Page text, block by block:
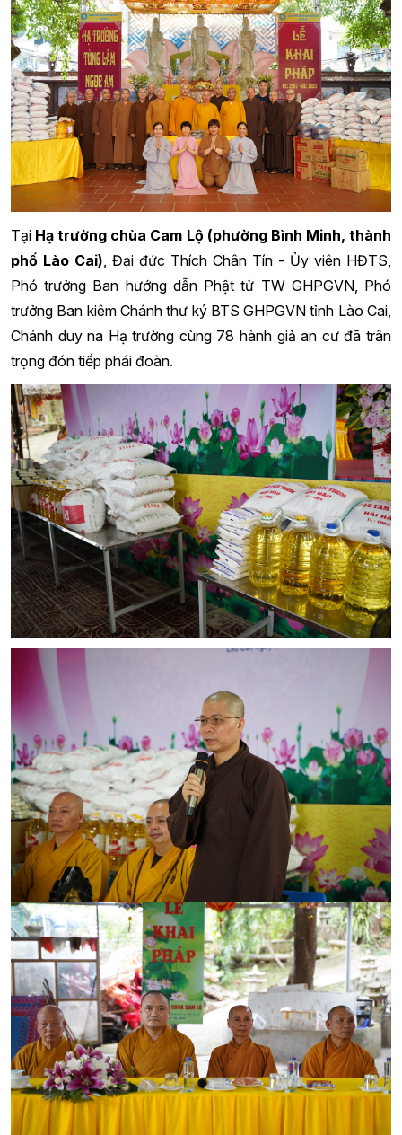
Tại Hạ trường chùa Cam Lộ (phường Bình Minh, thành
phố Lào Cai) , Đại đức Thích Chân Tín - Ủy viên HĐTS,
Phó trưởng Ban hướng dẫn Phật tử TW GHPGVN, Phó
trưởng Ban kiêm Chánh thư ký BTS GHPGVN tỉnh Lào Cai,
Chánh duy na Hạ trường cùng 78 hành giả an cư đã trân
trọng đón tiếp phái đoàn.